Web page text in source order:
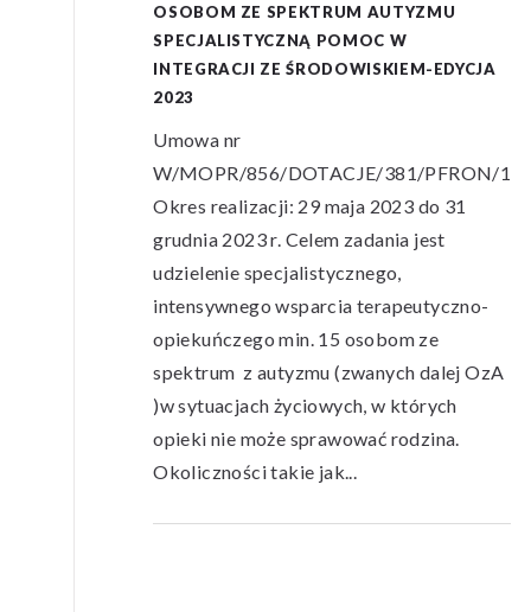
dla osób
OSOBOM ZE SPEKTRUM AUTYZMU
SPECJALISTYCZNĄ POMOC W
INTEGRACJI ZE ŚRODOWISKIEM-EDYCJA
2023
Umowa nr
W/MOPR/856/DOTACJE/381/PFRON/
Okres realizacji: 29 maja 2023 do 31
grudnia 2023 r. Celem zadania jest
udzielenie specjalistycznego,
intensywnego wsparcia terapeutyczno-
opiekuńczego min. 15 osobom ze
spektrum z autyzmu (zwanych dalej OzA
)w sytuacjach życiowych, w których
opieki nie może sprawować rodzina.
Okoliczności takie jak...